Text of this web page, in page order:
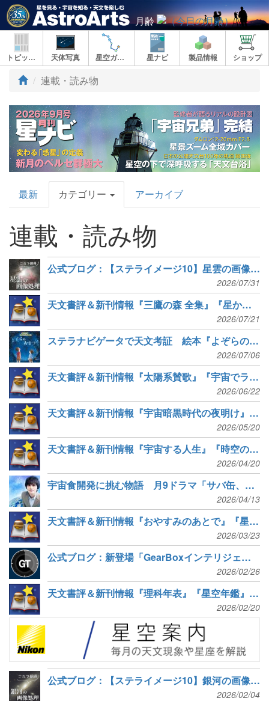
月齢
トピックス 天体写真 星空ガイド 星ナビ 製品情報 ショップ
連載・読み物
AstroArts
Topics
最新 カテゴリー アーカイブ
連載・読み物
公式ブログ：【ステライメージ10】星雲の画像処理 – M42（オリオン座大星雲）
2026/07/31
天文書評＆新刊情報『三鷹の森 全集』『星からさん』など5冊
2026/07/21
ステラナビゲータで天文考証 絵本『よぞらの おまつり』
2026/07/06
天文書評＆新刊情報『太陽系賛歌』『宇宙でラーメンは食べられるか』など6冊
2026/06/22
天文書評＆新刊情報『宇宙暗黒時代の夜明け』『宇宙線のひみつ』など6冊
2026/05/20
天文書評＆新刊情報『宇宙する人生』『時空の哲学と現代宇宙論』など7冊
2026/04/20
宇宙食開発に挑む物語 月9ドラマ「サバ缶、宇宙へ行く」4月13日スタート
2026/04/13
天文書評＆新刊情報『おやすみのあとで』『星がすべて』など8冊
2026/03/23
公式ブログ：新登場「GearBoxインテリジェント・タイマー」とは
2026/02/26
天文書評＆新刊情報『理科年表』『星空年鑑』『天文年鑑』『天文手帳』など6冊
2026/02/20
公式ブログ：【ステライメージ10】銀河の画像処理 – M31（アンドロメダ座大銀河）
2026/02/04